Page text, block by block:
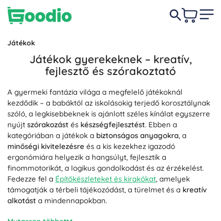
Játékok
Játékok gyerekeknek – kreatív,
fejlesztő és szórakoztató
A gyermeki fantázia világa a megfelelő játékoknál
kezdődik – a babáktól az iskolásokig terjedő korosztálynak
szóló, a legkisebbeknek is ajánlott széles kínálat egyszerre
nyújt szórakozást és készségfejlesztést. Ebben a
kategóriában a játékok a biztonságos anyagokra, a
minőségi kivitelezésre és a kis kezekhez igazodó
ergonómiára helyezik a hangsúlyt, fejlesztik a
finommotorikát, a logikus gondolkodást és az érzékelést.
Fedezze fel a Építőkészleteket és kirakókat, amelyek
támogatják a térbeli tájékozódást, a türelmet és a kreatív
alkotást a mindennapokban.
Közös élményekhez itt vannak a